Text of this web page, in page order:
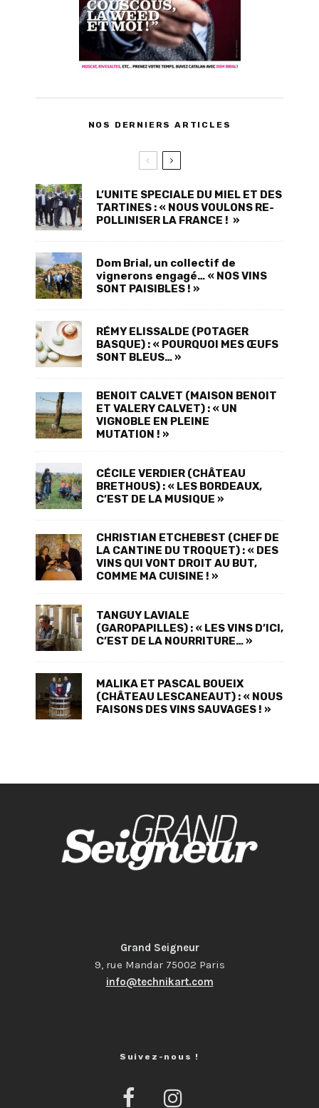
NOS DERNIERS ARTICLES
L’UNITE SPECIALE DU MIEL ET DES
TARTINES : « NOUS VOULONS RE-
POLLINISER LA FRANCE ! »
Dom Brial, un collectif de
vignerons engagé… « NOS VINS
SONT PAISIBLES ! »
RÉMY ELISSALDE (POTAGER
BASQUE) : « POURQUOI MES ŒUFS
SONT BLEUS… »
BENOIT CALVET (MAISON BENOIT
ET VALERY CALVET) : « UN
VIGNOBLE EN PLEINE
MUTATION ! »
CÉCILE VERDIER (CHÂTEAU
BRETHOUS) : « LES BORDEAUX,
C’EST DE LA MUSIQUE »
CHRISTIAN ETCHEBEST (CHEF DE
LA CANTINE DU TROQUET) : « DES
VINS QUI VONT DROIT AU BUT,
COMME MA CUISINE ! »
TANGUY LAVIALE
(GAROPAPILLES) : « LES VINS D’ICI,
C’EST DE LA NOURRITURE… »
MALIKA ET PASCAL BOUEIX
(CHÂTEAU LESCANEAUT) : « NOUS
FAISONS DES VINS SAUVAGES ! »
Grand Seigneur
9, rue Mandar 75002 Paris
info@technikart.com
Suivez-nous !